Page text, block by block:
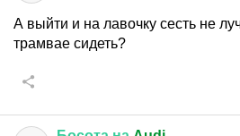
А выйти и на лавочку сесть не
трамвае сидеть?